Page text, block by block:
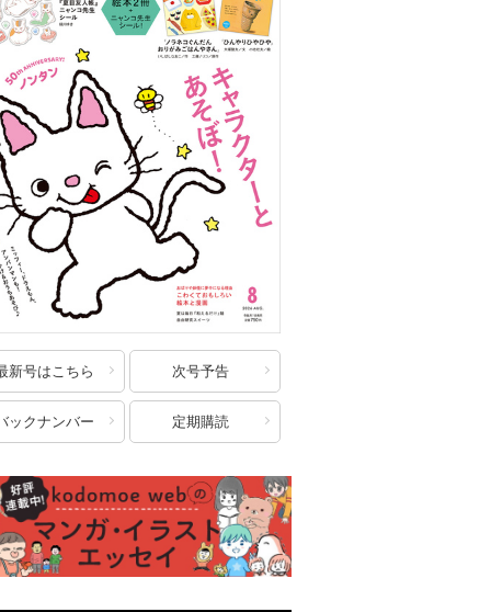
新号はこちら 次号予告
ックナンバー 定期購読